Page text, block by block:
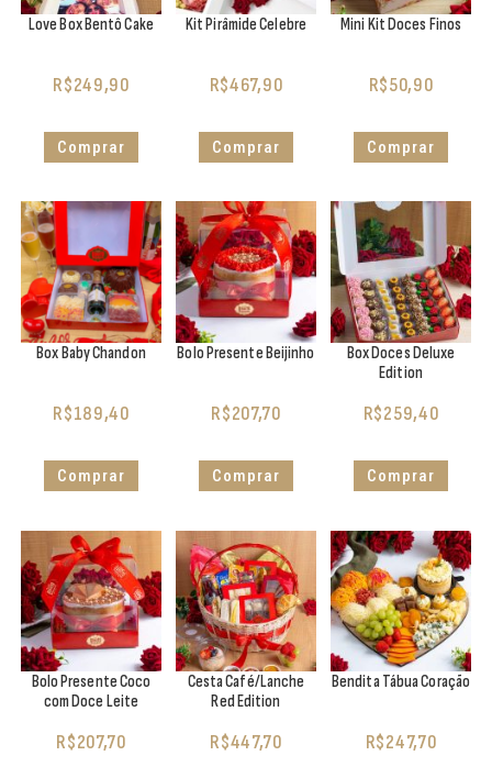
Love Box Bentô Cake
R$249,90
Comprar
Kit Pirâmide Celebre
R$467,90
Comprar
Mini Kit Doces Finos
R$50,90
Comprar
Box Baby Chandon
R$189,40
Comprar
Bolo Presente Beijinho
R$207,70
Comprar
Box Doces Deluxe
Edition
R$259,40
Comprar
Bolo Presente Coco
com Doce Leite
R$207,70
Cesta Café/Lanche
Red Edition
R$447,70
Bendita Tábua Coração
R$247,70